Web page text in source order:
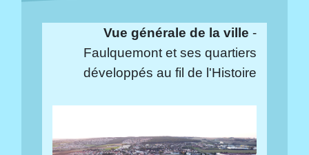
Vue générale de la ville -
Faulquemont et ses quartiers
développés au fil de l'Histoire